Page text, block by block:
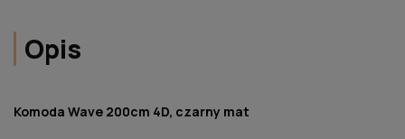
Opis
Komoda Wave 200cm 4D, czarny mat